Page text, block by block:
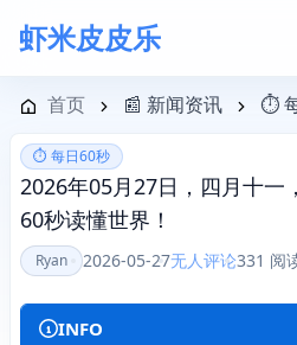
虾米皮皮乐
航菜单
首页 📰 新闻资讯 ⏱️
⏱️ 每日60秒
2026年05月27日，四月十一
60秒读懂世界！
Ryan 2026-05-27无人评论331 阅
INFO